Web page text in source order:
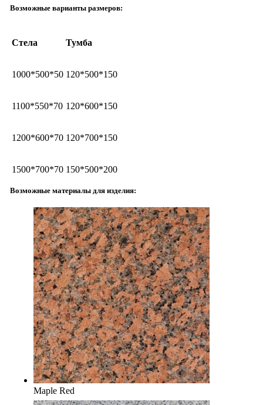
Возможные варианты размеров:
Стела Тумба
1000*500*50 120*500*150
1100*550*70 120*600*150
1200*600*70 120*700*150
1500*700*70 150*500*200
Возможные материалы для изделия:
Maple Red